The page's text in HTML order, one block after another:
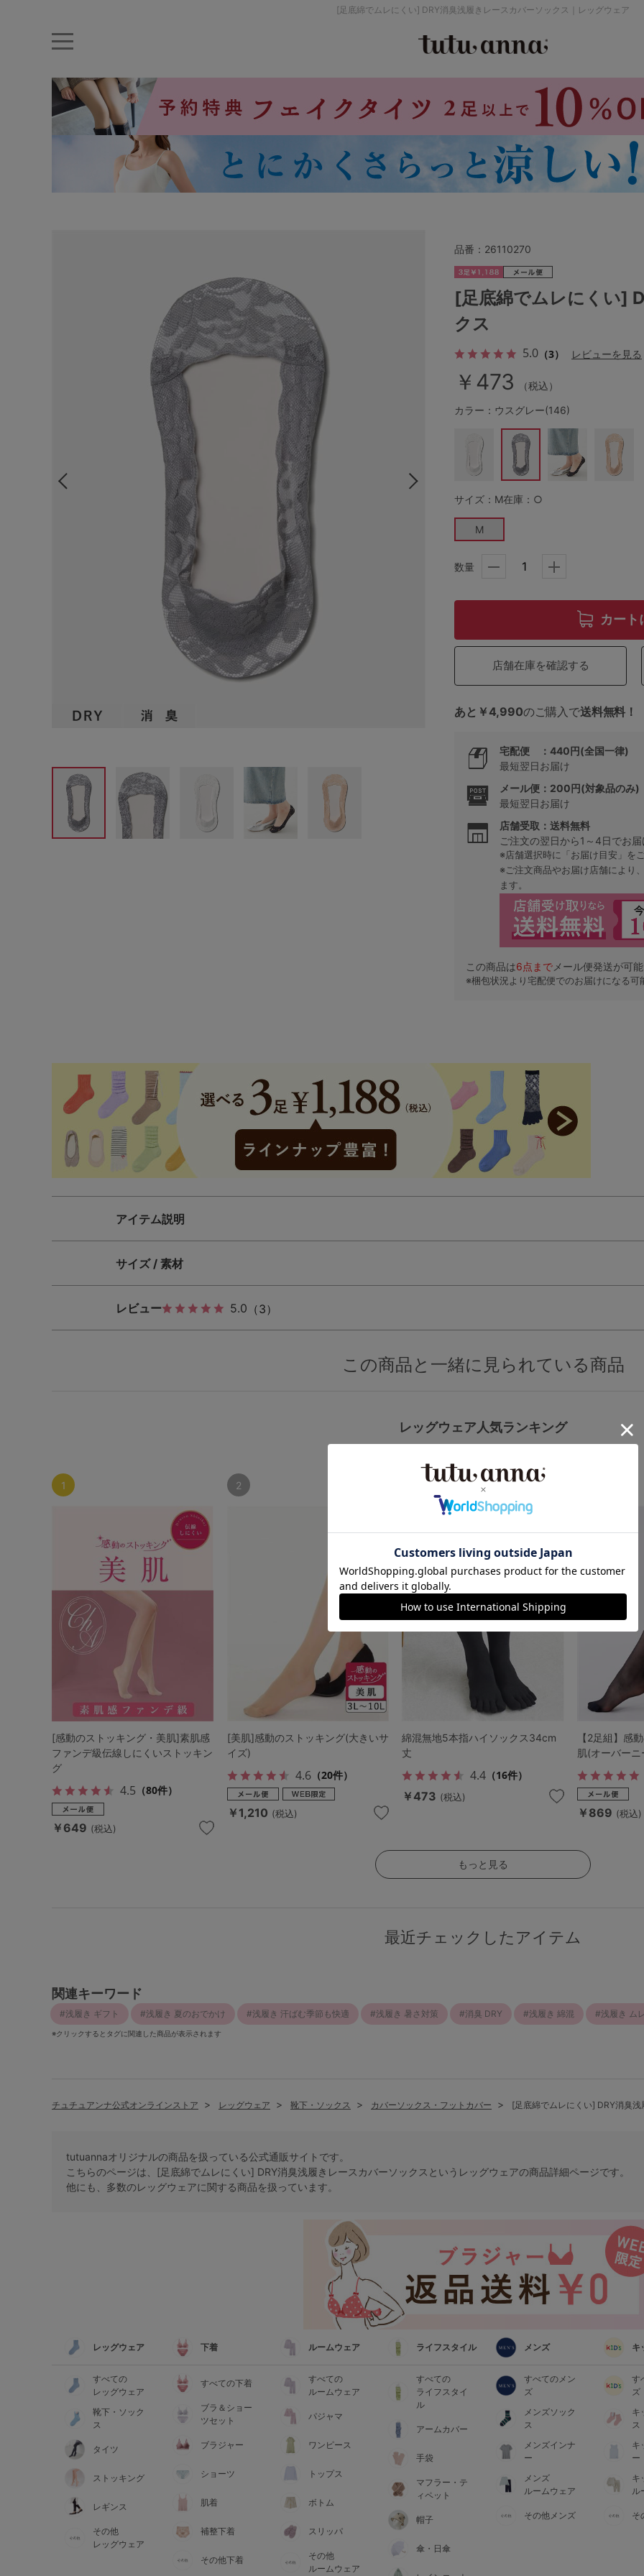
[足底綿でムレにくい] DRY消臭浅履きレースカバーソックス｜レッグウェア
ナイトブラ ノンワイヤー 特盛ブラ チューブトップ 折り畳み パジャマ
ストッキング
ルームウェア アームカバー
カテゴリから探す
ライフスタイル
D65 D70 D80
E65 E70
M-AB M-CD
L-AB L-CD L-EF
LL-EF
価格帯から探す
～999円
2,000～2,999円
セールアイテムから探す
その他から探す
お気に入り
新着アイテム
ランキング
品番： 26110270
[足底綿でムレにくい]
クス
5.0 （3） レビューを見る
￥473
（税込）
カラー：ウスグレー(146)
サイズ：M在庫：○
M
数量
カート
店舗在庫を確認する
あと￥4,990のご購入で送料無料！
宅配便 ：440円(全国一律)
最短翌日お届け
メール便：200円(対象品のみ)
最短翌日お届け
店舗受取：送料無料
ご注文の翌日から1～4日でお届
※店舗選択時に「お届け目安」を
※ご注文商品やお届け店舗により
ます。
この商品は6点まで メール便発送が可能
※梱包状況より宅配便でのお届けになる可
アイテム説明
サイズ / 素材
レビュー 5.0 （3）
この商品と一緒に見られている商品
レッグウェア人気ランキング
1
[感動のストッキング・美肌]素肌感
ファンデ級伝線しにくいストッキン
グ
4.5 （80件）
￥649 (税込)
2
[美肌]感動のストッキング(大きいサ
イズ)
4.6（20件）
￥1,210 (税込)
綿混無地5本指ハイソックス34cm
丈
4.4 （16件）
￥473 (税込)
【2足組】感
肌(オーバーニ
￥869 (税込)
もっと見る
最近チェックしたアイテム
関連キーワード
浅履き ギフト 浅履き 夏のおでかけ 浅履き 汗ばむ季節も快適 浅履き 暑さ対策 消臭 DRY 浅履き 綿混 浅履き ム
※クリックするとタグに関連した商品が表示されます
チュチュアンナ公式オンラインストア レッグウェア 靴下・ソックス カバーソックス・フットカバー [足底綿でムレにくい] DRY消臭
tutuannaオリジナルの商品を扱っている公式通販サイトです。
こちらのページは、[足底綿でムレにくい] DRY消臭浅履きレースカバーソックスという レッグウェアの商品詳細ページです。
他にも、多数のレッグウェアに関する商品を扱っています。
レッグウェア
すべての
レッグウェア
靴下・ソック
ス
タイツ
ストッキング
レギンス
その他
レッグウェア
下着
すべての下着
ブラ＆ショー
ツセット
ブラジャー
ショーツ
肌着
補整下着
その他下着
ルームウェア
すべての
ルームウェア
パジャマ
ワンピース
トップス
ボトム
スリッパ
その他
ルームウェア
ライフスタイル
すべての
ライフスタイ
ル
アームカバー
手袋
マフラー・テ
ィペット
帽子
傘・日傘
メンズ
すべてのメン
ズ
メンズソック
ス
メンズインナ
ー
メンズ
ルームウェア
その他メンズ
キ
す
ズ
キ
ス
キ
ー
キ
ル
そ